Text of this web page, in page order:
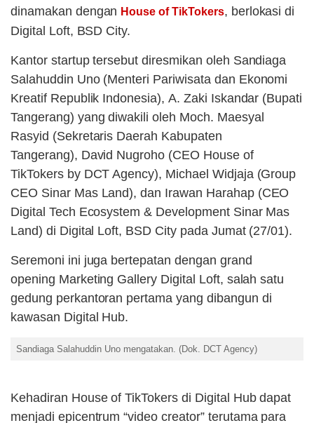
dinamakan dengan House of TikTokers, berlokasi di
Digital Loft, BSD City.
Kantor startup tersebut diresmikan oleh Sandiaga
Salahuddin Uno (Menteri Pariwisata dan Ekonomi
Kreatif Republik Indonesia), A. Zaki Iskandar (Bupati
Tangerang) yang diwakili oleh Moch. Maesyal
Rasyid (Sekretaris Daerah Kabupaten
Tangerang), David Nugroho (CEO House of
TikTokers by DCT Agency), Michael Widjaja (Group
CEO Sinar Mas Land), dan Irawan Harahap (CEO
Digital Tech Ecosystem & Development Sinar Mas
Land) di Digital Loft, BSD City pada Jumat (27/01).
Seremoni ini juga bertepatan dengan grand
opening Marketing Gallery Digital Loft, salah satu
gedung perkantoran pertama yang dibangun di
kawasan Digital Hub.
Sandiaga Salahuddin Uno mengatakan. (Dok. DCT Agency)
Kehadiran House of TikTokers di Digital Hub dapat
menjadi epicentrum “video creator” terutama para